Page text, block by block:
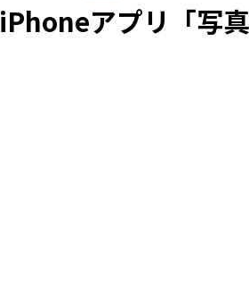
iPhoneアプリ「写